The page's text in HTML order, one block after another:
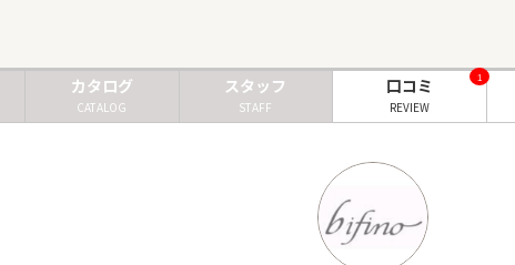
カタログ
CATALOG
スタッフ
STAFF
口コミ
REVIEW
1